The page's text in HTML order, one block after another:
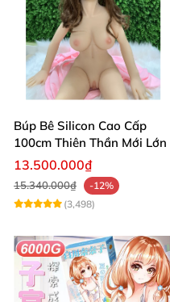
Búp Bê Silicon Cao Cấp
100cm Thiên Thần Mới Lớn
13.500.000₫
15.340.000₫
-12%
(3,498)